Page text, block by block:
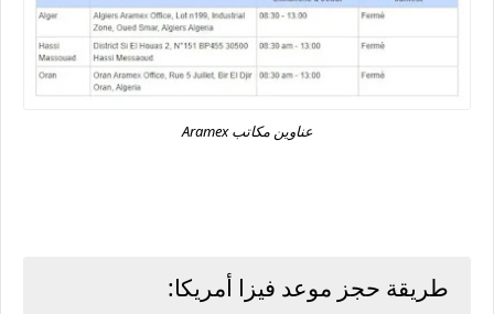
عناوين مكاتب Aramex
طريقة حجز موعد فيزا أمريكا: